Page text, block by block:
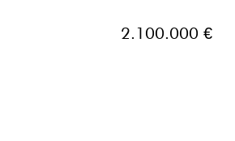
2.100.000 €